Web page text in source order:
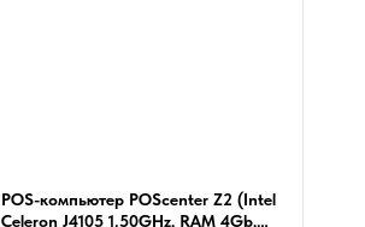
POS-компьютер POScenter Z2 (Intel
Celeron J4105 1.50GHz, RAM 4Gb,